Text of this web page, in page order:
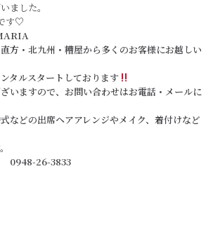
ました。
す♡
方・北九州・糟屋から多くのお客様にお越しい
タルスタートしております
いますので、お問い合わせはお電話・メールに
などの出席ヘアアレンジやメイク、着付けなど
0948-26-3833